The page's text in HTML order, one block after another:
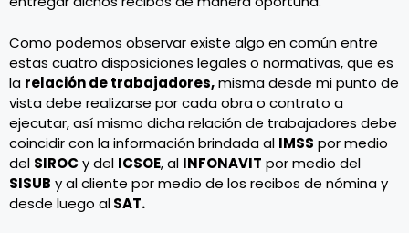
Como podemos observar existe algo en común entre
estas cuatro disposiciones legales o normativas, que es
la relación de trabajadores,misma desde mi punto de
vista debe realizarse por cada obra o contrato a
ejecutar, así mismo dicha relación de trabajadores debe
coincidir con la información brindada al IMSS por medio
del SIROC y del ICSOE, al INFONAVIT por medio del
SISUB y al cliente por medio de los recibos de nómina y
desde luego alSAT.